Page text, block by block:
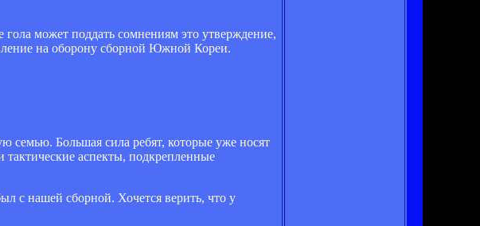
может поддать сомнениям это утверждение,
на оборону сборной Южной Кореи.
семью. Большая сила ребят, которые уже носят
аспекты, подкрепленные
с нашей сборной. Хочется верить, что у